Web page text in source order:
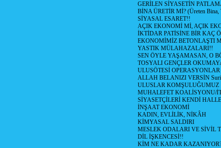
GERİLEN SİYASETİN
BİNA ÜRETİR Mİ? (Üreten Bina,
SİYASAL ESARET!!
AÇIK EKONOMİ Mİ, AÇIK
İKTİDAR PATİSİNE BİR KAÇ
EKONOMİMİZ BETONLAŞTI
YASTIK MÜLAHAZALARI!!
SEN ÖYLE YAŞAMASAN, O
TOSYALI GENÇLER
ULUSÖTESİ OPERASYONLAR
ALLAH BELANIZI VERSİN
ULUSLAR KOMŞULUĞUMUZ
MUHALEFET KOALİSYONU/
SİYASETÇİLERİ KENDİ
İNŞAAT EKONOMİ
KADIN, EVLİLİK, NİKÂH
KİMYASAL SALDIRI
MESLEK ODALARI VE SİVİL
DİL İŞKENCESİ!!
KİM NE KADAR